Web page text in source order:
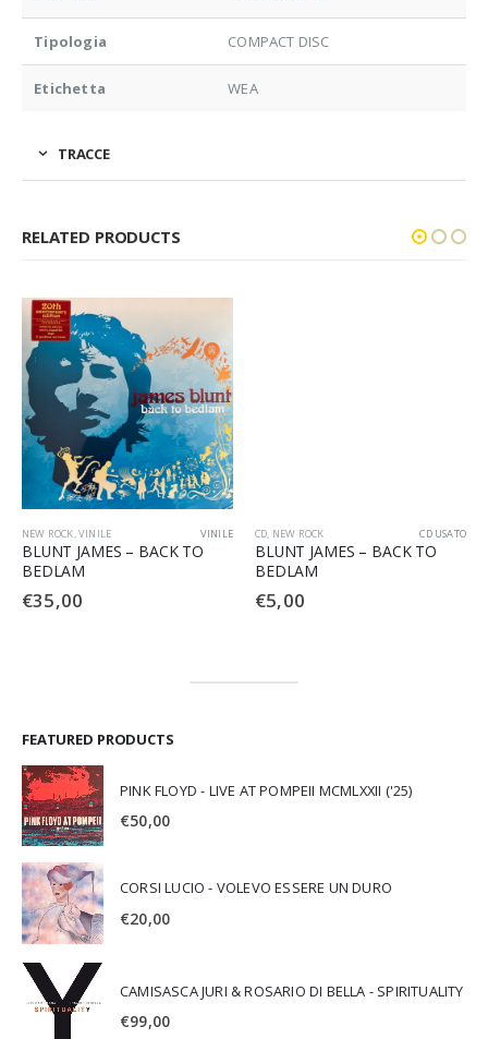
Tipologia COMPACT DISC
Etichetta WEA
TRACCE
RELATED PRODUCTS
VINILE
NEW ROCK,VINILE
BLUNT JAMES – BACK TO
BEDLAM
€35,00
CD USATO
CD, NEW ROCK
BLUNT JAMES – BACK TO
BEDLAM
€5,00
FEATURED PRODUCTS
PINK FLOYD - LIVE AT POMPEII MCMLXXII ('25)
€50,00
CORSI LUCIO - VOLEVO ESSERE UN DURO
€20,00
CAMISASCA JURI & ROSARIO DI BELLA - SPIRITUALITY
€99,00